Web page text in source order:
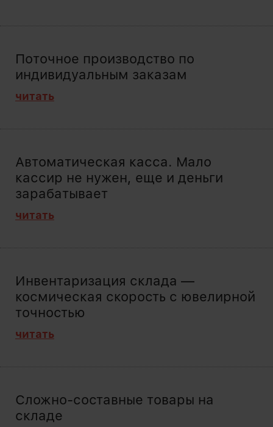
Поточное производство по
индивидуальным заказам
читать
Автоматическая касса. Мало
кассир не нужен, еще и деньги
зарабатывает
читать
Инвентаризация склада —
космическая скорость с ювелирной
точностью
читать
Сложно-составные товары на
складе